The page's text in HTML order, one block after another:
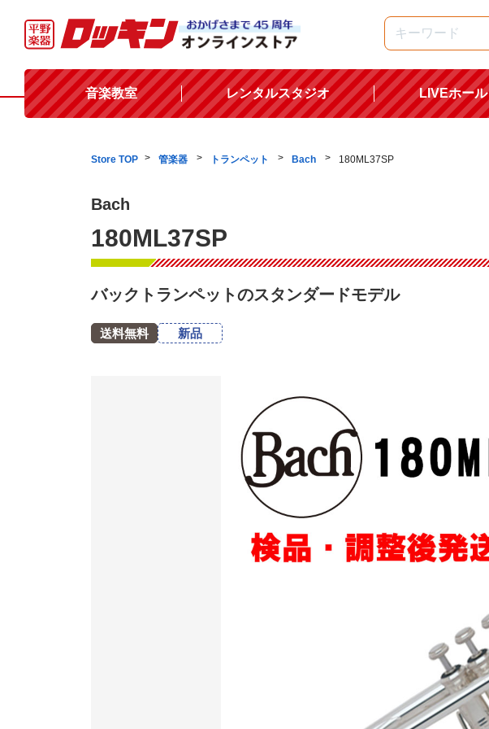
音楽教室 レンタルスタジオ LIVEホール
Store TOP 管楽器 トランペット Bach 180ML37SP
Bach
180ML37SP
バックトランペットのスタンダードモデル
送料無料 新品